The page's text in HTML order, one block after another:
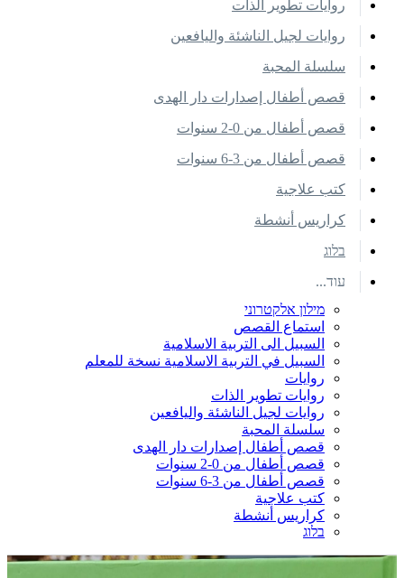
روايات تطوير الذات
روايات لجيل الناشئة واليافعين
سلسلة المحبة
قصص أطفال إصدارات دار الهدى
قصص أطفال من 0-2 سنوات
قصص أطفال من 3-6 سنوات
كتب علاجية
كراريس أنشطة
בלוג
עוד...
מילון אלקטרוני
استماع القصص
السبيل الى التربية الاسلامية
السبيل في التربية الاسلامية نسخة للمعلم
روايات
روايات تطوير الذات
روايات لجيل الناشئة واليافعين
سلسلة المحبة
قصص أطفال إصدارات دار الهدى
قصص أطفال من 0-2 سنوات
قصص أطفال من 3-6 سنوات
كتب علاجية
كراريس أنشطة
בלוג